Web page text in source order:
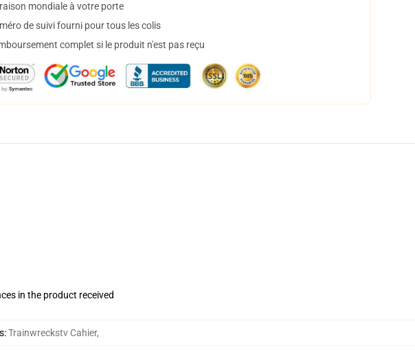
mondiale à votre porte
de suivi fourni pour tous les colis
complet si le produit n'est pas reçu
in the product received
:Trainwreckstv Cahier,